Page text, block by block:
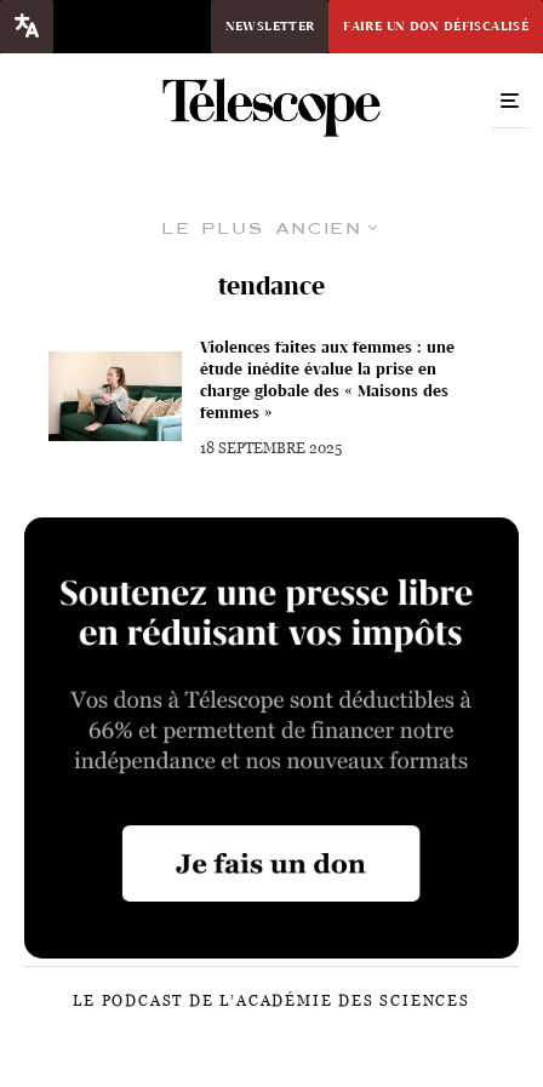
NEWSLETTER FAIRE UN DON DÉFISCALISÉ
Le plus ancien
tendance
Violences faites aux femmes : une
étude inédite évalue la prise en
charge globale des « Maisons des
femmes »
18 SEPTEMBRE 2025
LE PODCAST DE L’ACADÉMIE DES SCIENCES